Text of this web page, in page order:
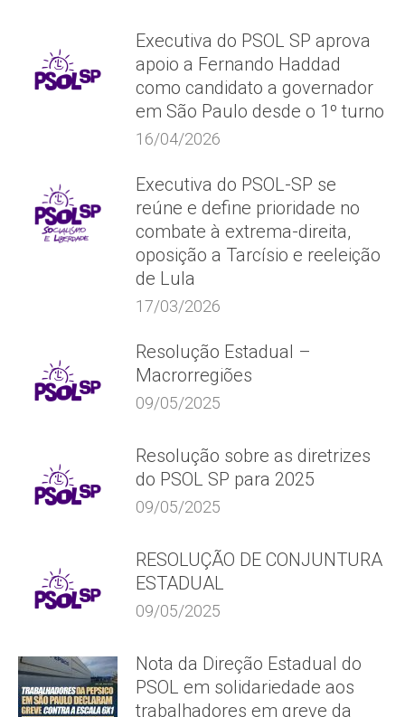
Executiva do PSOL SP aprova
apoio a Fernando Haddad
como candidato a governador
em São Paulo desde o 1º turno
16/04/2026
Executiva do PSOL-SP se
reúne e define prioridade no
combate à extrema-direita,
oposição a Tarcísio e reeleição
de Lula
17/03/2026
Resolução Estadual –
Macrorregiões
09/05/2025
Resolução sobre as diretrizes
do PSOL SP para 2025
09/05/2025
RESOLUÇÃO DE CONJUNTURA
ESTADUAL
09/05/2025
Nota da Direção Estadual do
PSOL em solidariedade aos
trabalhadores em greve da